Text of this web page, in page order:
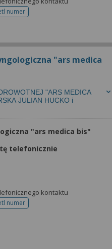
numer
telefonu do rejestracji
"ars medica
"ARS MEDICA
JULIAN HUCKO i
"ars medica bis"
telefonicznie
kontaktu
numer
telefonu do rejestracji